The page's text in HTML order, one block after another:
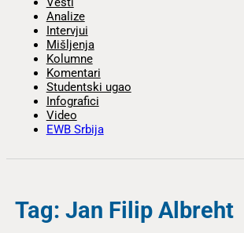
Analize
Intervjui
Mišljenja
Kolumne
Komentari
Studentski ugao
Infografici
Video
EWB Srbija
Tag: Jan Filip Albreht